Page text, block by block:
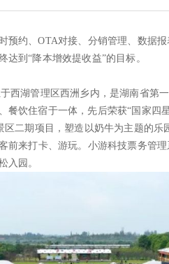
预约、OTA对接、分销管理、数据
到“降本增效提收益”的目标。
西湖管理区西洲乡内，是湖南省第
餐饮住宿于一体，先后荣获“国家四
二期项目，塑造以奶牛为主题的
前来打卡、游玩。小游科技票务管
入园。